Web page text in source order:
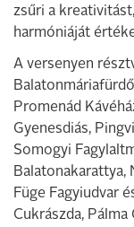
zsűri a
harmóniáját
A versenyen
Promenád
Gyenesdiás,
Somogyi
Balatonakarattya,
Füge Fagyiudvar
Cukrászda,